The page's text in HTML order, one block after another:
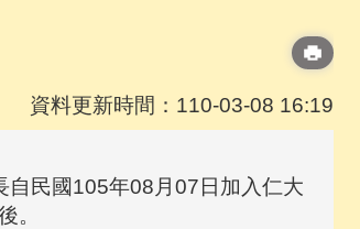
資料更新時間：110-03-08 16:19
民國105年08月07日加入仁大
。